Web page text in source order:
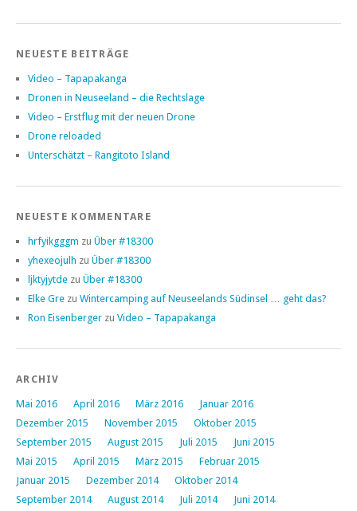
NEUESTE BEITRÄGE
Video – Tapapakanga
Dronen in Neuseeland – die Rechtslage
Video – Erstflug mit der neuen Drone
Drone reloaded
Unterschätzt – Rangitoto Island
NEUESTE KOMMENTARE
hrfyikgggm zu Über #18300
yhexeojulh zu Über #18300
ljktyjytde zu Über #18300
Elke Gre zu Wintercamping auf Neuseelands Südinsel … geht das?
Ron Eisenberger zu Video – Tapapakanga
ARCHIV
Mai 2016 April 2016 März 2016
Januar 2016
Dezember 2015
November 2015
Oktober 2015
September 2015
August 2015 Juli 2015
Juni 2015
Mai 2015
April 2015 März 2015
Februar 2015
Januar 2015
Dezember 2014
Oktober 2014
September 2014
August 2014 Juli 2014
Juni 2014